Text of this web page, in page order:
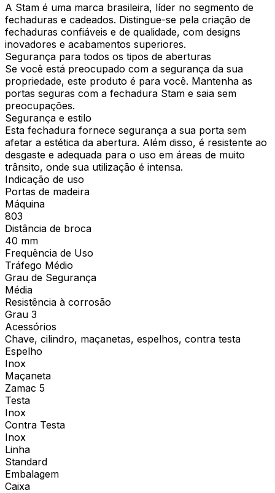
A Stam é uma marca brasileira, líder no segmento de
fechaduras e cadeados. Distingue-se pela criação de
fechaduras confiáveis e de qualidade, com designs
inovadores e acabamentos superiores.
Segurança para todos os tipos de aberturas
Se você está preocupado com a segurança da sua
propriedade, este produto é para você. Mantenha as
portas seguras com a fechadura Stam e saia sem
preocupações.
Segurança e estilo
Esta fechadura fornece segurança a sua porta sem
afetar a estética da abertura. Além disso, é resistente ao
desgaste e adequada para o uso em áreas de muito
trânsito, onde sua utilização é intensa.
Indicação de uso
Portas de madeira
Máquina
803
Distância de broca
40 mm
Frequência de Uso
Tráfego Médio
Grau de Segurança
Média
Resistência à corrosão
Grau 3
Acessórios
Chave, cilindro, maçanetas, espelhos, contra testa
Espelho
Inox
Maçaneta
Zamac 5
Testa
Inox
Contra Testa
Inox
Linha
Standard
Embalagem
Caixa